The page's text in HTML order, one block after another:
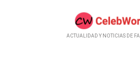
ACTUALIDAD Y NOTICIAS DE